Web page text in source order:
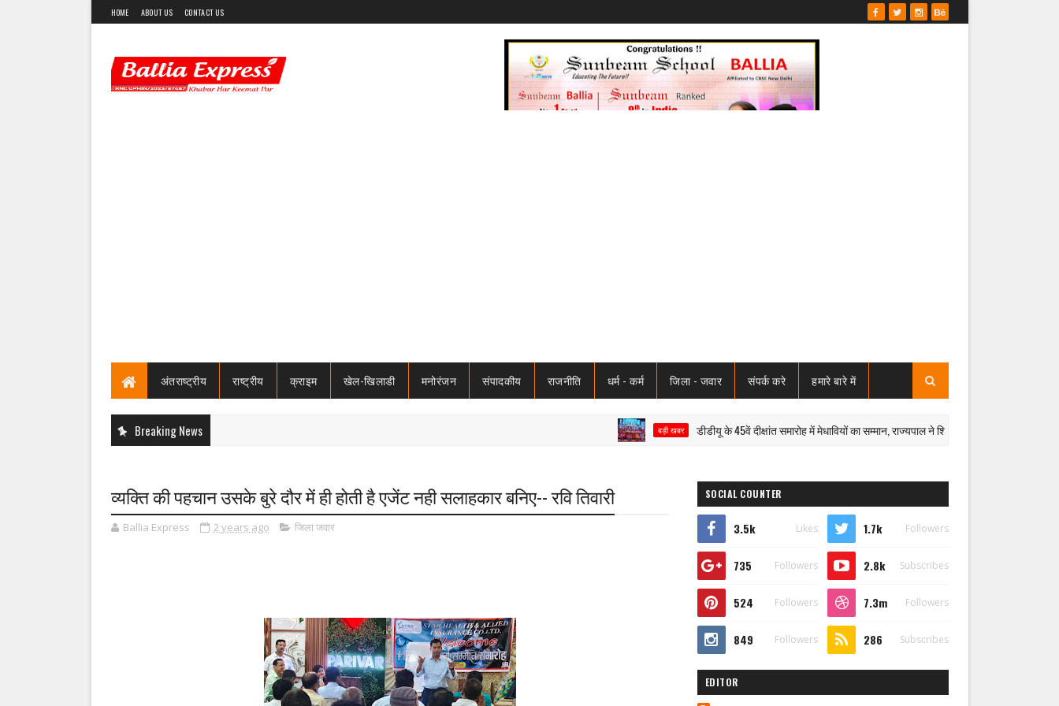
HOME ABOUT US CONTACT US
अंतराष्ट्रीय राष्ट्रीय क्राइम खेल-खिलाडी मनोरंजन संपादकीय राजनीति धर्म - कर्म जिला - जवार संपर्क करे हमारे बारे में
Breaking News बड़ी खबर डीडीयू के 45वें दीक्षांत समारोह में मेधावियों का सम्मान, राज्यपाल ने शिक्षा की गुणवत्ता पर दिया जोर; कार्यक्रम
व्यक्ति की पहचान उसके बुरे दौर में ही होती है एजेंट नही सलाहकार बनिए-- रवि तिवारी
Ballia Express 2 years ago जिला जवार
SOCIAL COUNTER
3.5k Likes 1.7k Followers
735 Followers 2.8k Subscribes
524 Followers 7.3m Followers
849 Followers 286 Subscribes
EDITOR